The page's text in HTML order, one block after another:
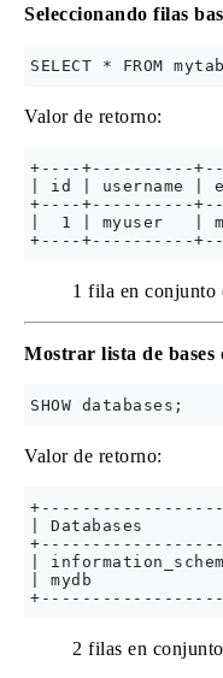
Seleccionando filas
Valor de retorno:
+----+----------
| id | username
+----+----------
|  1 | myuser   |
1 fila en conjunto
Mostrar lista de bases
Valor de retorno:
| Databases
|
| mydb
2 filas en